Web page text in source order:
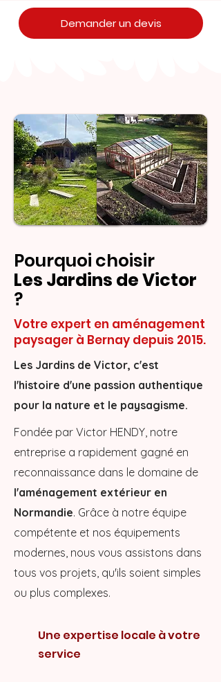
Demander un devis
Pourquoi choisir
Les Jardins de Victor
?
Votre expert en aménagement
paysager à Bernay depuis 2015.
Les Jardins de Victor, c'est
l'histoire d'une passion authentique
pour la nature et le paysagisme.
Fondée par Victor HENDY, notre
entreprise a rapidement gagné en
reconnaissance dans le domaine de
l'aménagement extérieur en
Normandie. Grâce à notre équipe
compétente et nos équipements
modernes, nous vous assistons dans
tous vos projets, qu'ils soient simples
ou plus complexes.
Une expertise locale à votre
service